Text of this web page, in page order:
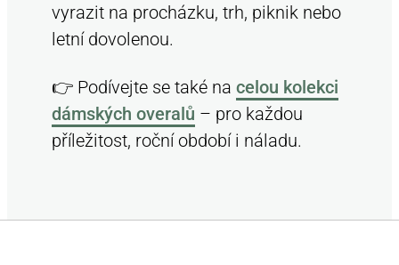
vyrazit na procházku, trh, piknik nebo
letní dovolenou.
👉 Podívejte se také na celou kolekci
dámských overalů – pro každou
příležitost, roční období i náladu.